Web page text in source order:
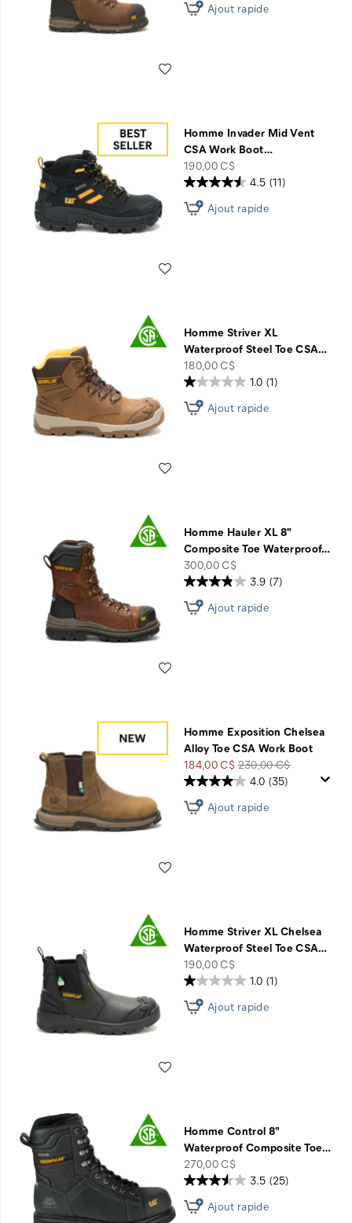
Ajout rapide
Homme Invader Mid Vent
CSA Work Boot…
price
190,00 C$
4.5 (11)
Ajout rapide
Homme Striver XL
Waterproof Steel Toe CSA…
price
180,00 C$
1.0 (1)
Ajout rapide
Homme Hauler XL 8"
Composite Toe Waterproof…
price
300,00 C$
3.9 (7)
Ajout rapide
Homme Exposition Chelsea
Alloy Toe CSA Work Boot
Prix
soldé
184,00 C$Prix
de
230,00 C$
4.0 (35)
Ajout rapide
Homme Striver XL Chelsea
Waterproof Steel Toe CSA…
price
190,00 C$
1.0 (1)
Ajout rapide
Homme Control 8"
Waterproof Composite Toe…
price
270,00 C$
3.5 (25)
Ajout rapide